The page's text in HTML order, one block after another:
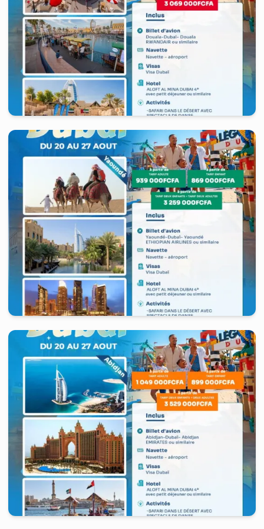
United Arab Emirates -Dubaï
7 jours à partir de
United Arab Emirates -Dubaï
7 jours à partir de
4 969 FCFA